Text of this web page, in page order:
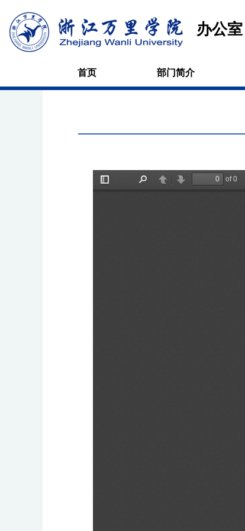
办公室
首页 部门简介